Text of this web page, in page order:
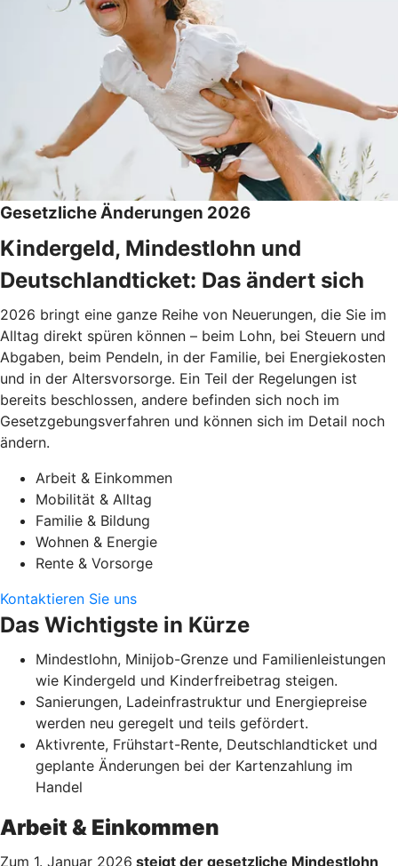
Gesetzliche Änderungen 2026
Kindergeld, Mindestlohn und
Deutschlandticket: Das ändert sich
2026 bringt eine ganze Reihe von Neuerungen, die Sie im
Alltag direkt spüren können – beim Lohn, bei Steuern und
Abgaben, beim Pendeln, in der Familie, bei Energiekosten
und in der Altersvorsorge. Ein Teil der Regelungen ist
bereits beschlossen, andere befinden sich noch im
Gesetzgebungsverfahren und können sich im Detail noch
ändern.
Arbeit & Einkommen
Mobilität & Alltag
Familie & Bildung
Wohnen & Energie
Rente & Vorsorge
Kontaktieren Sie uns
Das Wichtigste in Kürze
Mindestlohn, Minijob-Grenze und Familienleistungen
wie Kindergeld und Kinderfreibetrag steigen.
Sanierungen, Ladeinfrastruktur und Energiepreise
werden neu geregelt und teils gefördert.
Aktivrente, Frühstart-Rente, Deutschlandticket und
geplante Änderungen bei der Kartenzahlung im
Handel
Arbeit & Einkommen
Zum 1. Januar 2026 steigt der gesetzliche Mindestlohn